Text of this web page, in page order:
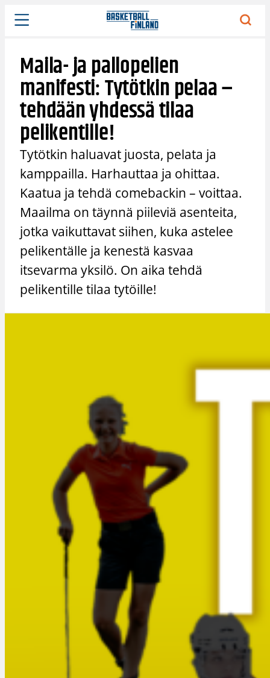
Siirry
sisältöön
Maila- ja pallopelien
manifesti: Tytötkin pelaa –
tehdään yhdessä tilaa
pelikentille!
Tytötkin haluavat juosta, pelata ja
kamppailla. Harhauttaa ja ohittaa.
Kaatua ja tehdä comebackin – voittaa.
Maailma on täynnä piileviä asenteita,
jotka vaikuttavat siihen, kuka astelee
pelikentälle ja kenestä kasvaa
itsevarma yksilö. On aika tehdä
pelikentille tilaa tytöille!